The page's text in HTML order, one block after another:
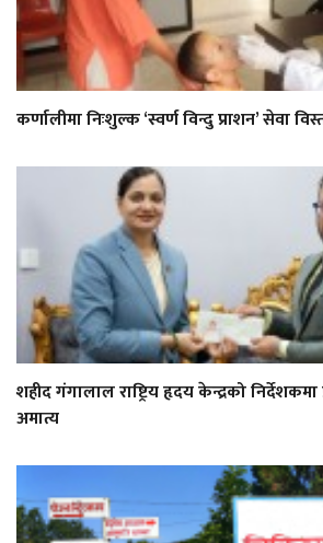
कर्णालीमा निःशुल्क ‘स्वर्ण विन्दु प्राशन’ सेवा
शहीद गंगालाल राष्ट्रिय हृदय केन्द्रको
अमात्य